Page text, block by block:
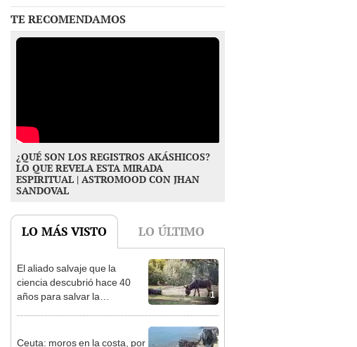
LO QUE REVELA ESTA MIRADA
ESPIRITUAL | ASTROMOOD CON JHAN
SANDOVAL
LO MÁS VISTO LO ÚLTIMO
1
El aliado salvaje que la
ciencia descubrió hace 40
naturaleza: la reintroducción
de un asno salvaje está
convirtiendo el desierto en un
2
Ceuta: moros en la costa, por